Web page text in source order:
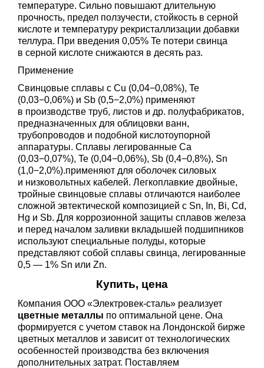
температуре. Сильно повышают длительную
прочность, предел ползучести, стойкость в серной
кислоте и температуру рекристаллизации добавки
теллура. При введения 0,05% Te потери свинца
в серной кислоте снижаются в десять раз.
Применение
Свинцовые сплавы с Cu (0,04−0,08%), Te
(0,03−0,06%) и Sb (0,5−2,0%) применяют
в производстве труб, листов и др. полуфабрикатов,
предназначенных для облицовки ванн,
трубопроводов и подобной кислотоупорной
аппаратуры. Сплавы легированные Ca
(0,03−0,07%), Te (0,04−0,06%), Sb (0,4−0,8%), Sn
(1,0−2,0%).применяют для оболочек силовых
и низковольтных кабелей. Легкоплавкие двойные,
тройные свинцовые сплавы отличаются наиболее
сложной эвтектической композицией с Sn, In, Bi, Cd,
Hg и Sb. Для коррозионной защиты сплавов железа
и перед началом заливки вкладышей подшипников
используют специальные полуды, которые
представляют собой сплавы свинца, легированные
0,5 — 1% Sn или Zn.
Купить, цена
Компания ООО «Электровек-сталь» реализует
цветные металлы по оптимальной цене. Она
формируется с учетом ставок на Лондонской бирже
цветных металлов и зависит от технологических
особенностей производства без включения
дополнительных затрат. Поставляем